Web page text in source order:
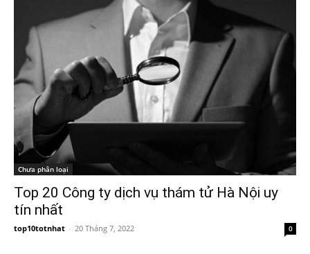
Chưa phân loại
Top 20 Công ty dịch vụ thám tử Hà Nội uy
tín nhất
top10totnhat - 20 Tháng 7, 2022 0